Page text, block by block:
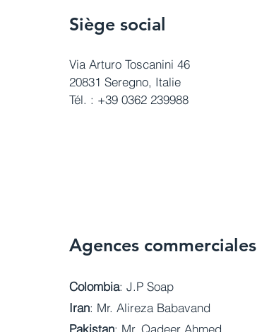
Siège social
Via Arturo Toscanini 46
20831 Seregno, Italie
Tél. : +39 0362 239988
Agences commerciales
Colombia: J.P Soap
Iran: Mr. Alireza Babavand
Pakistan: Mr. Qadeer Ahmed